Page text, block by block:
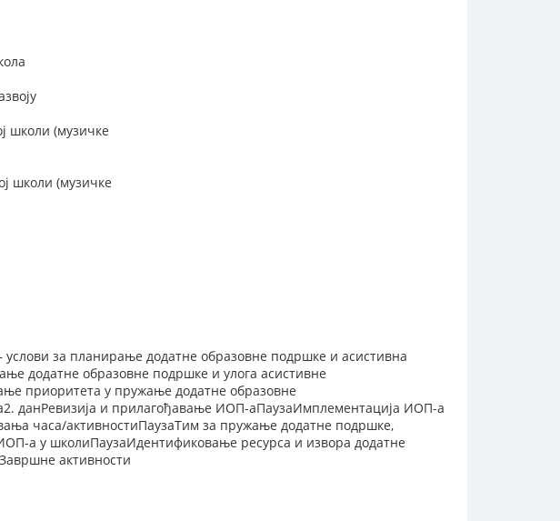
школи (музичке
школи (музичке
за планирање додатне образовне подршке и асистивна
додатне образовне подршке и улога асистивне
приоритета у пружање додатне образовне
данРевизија и прилагођавање ИОП-аПаузаИмплементација ИОП-а
часа/активностиПаузаТим за пружање додатне подршке,
а у школиПаузаИдентификовање ресурса и извора додатне
активности